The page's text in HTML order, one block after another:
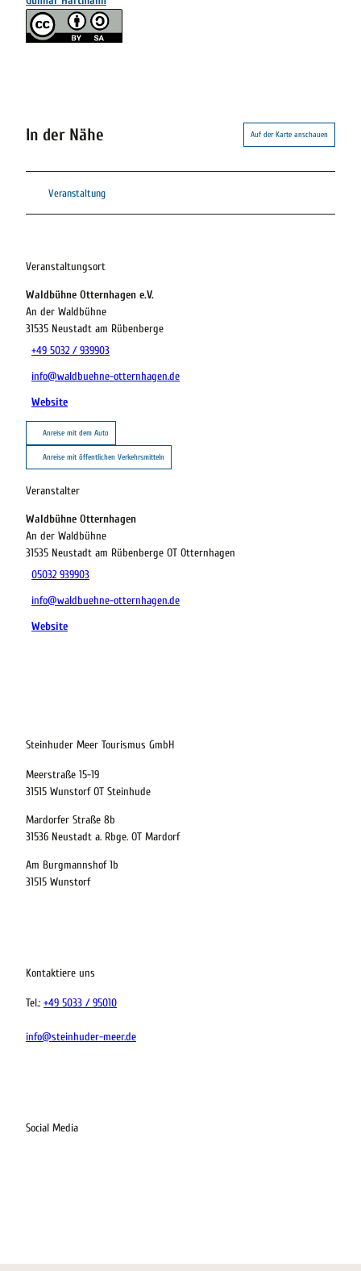
Kinder
buchen
In der Nähe Auf der Karte anschauen
Veranstaltung
Veranstaltungsort
Waldbühne Otternhagen e.V.
An der Waldbühne
31535 Neustadt am Rübenberge
+49 5032 / 939903
info@waldbuehne-otternhagen.de
Website
Anreise mit dem Auto
Anreise mit öffentlichen Verkehrsmitteln
Veranstalter
Waldbühne Otternhagen
An der Waldbühne
31535 Neustadt am Rübenberge OT Otternhagen
05032 939903
info@waldbuehne-otternhagen.de
Website
Steinhuder Meer Tourismus GmbH
Meerstraße 15-19
31515 Wunstorf OT Steinhude
Mardorfer Straße 8b
31536 Neustadt a. Rbge. OT Mardorf
Am Burgmannshof 1b
31515 Wunstorf
Kontaktiere uns
Tel.: +49 5033 / 95010
info@steinhuder-meer.de
Social Media